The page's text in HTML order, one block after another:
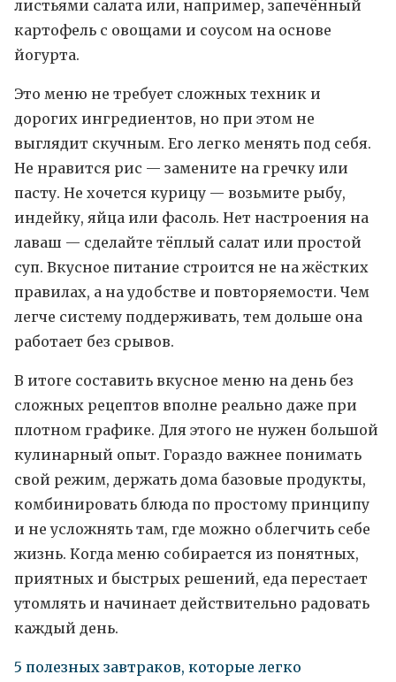
листьями салата или, например, запечённый
картофель с овощами и соусом на основе
йогурта.
Это меню не требует сложных техник и
дорогих ингредиентов, но при этом не
выглядит скучным. Его легко менять под себя.
Не нравится рис — замените на гречку или
пасту. Не хочется курицу — возьмите рыбу,
индейку, яйца или фасоль. Нет настроения на
лаваш — сделайте тёплый салат или простой
суп. Вкусное питание строится не на жёстких
правилах, а на удобстве и повторяемости. Чем
легче систему поддерживать, тем дольше она
работает без срывов.
В итоге составить вкусное меню на день без
сложных рецептов вполне реально даже при
плотном графике. Для этого не нужен большой
кулинарный опыт. Гораздо важнее понимать
свой режим, держать дома базовые продукты,
комбинировать блюда по простому принципу
и не усложнять там, где можно облегчить себе
жизнь. Когда меню собирается из понятных,
приятных и быстрых решений, еда перестает
утомлять и начинает действительно радовать
каждый день.
5 полезных завтраков, которые легко